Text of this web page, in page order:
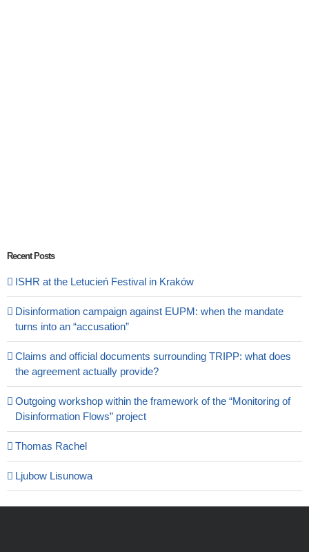
Recent Posts
ISHR at the Letucień Festival in Kraków
Disinformation campaign against EUPM: when the mandate
turns into an “accusation”
Claims and official documents surrounding TRIPP: what does
the agreement actually provide?
Outgoing workshop within the framework of the “Monitoring of
Disinformation Flows” project
Thomas Rachel
Ljubow Lisunowa